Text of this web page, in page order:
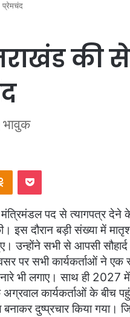
प्रेमचंद
की
भावुक
Odnoklassniki
Pocket
पद से त्यागपत्र देने के
दौरान बड़ी संख्या में
सभी से आपसी सौहार्द
पर सभी कार्यकर्ताओं ने एक
भी लगाए। साथ ही
कार्यकर्ताओं के बीच
बनाकर दुष्प्रचार किया